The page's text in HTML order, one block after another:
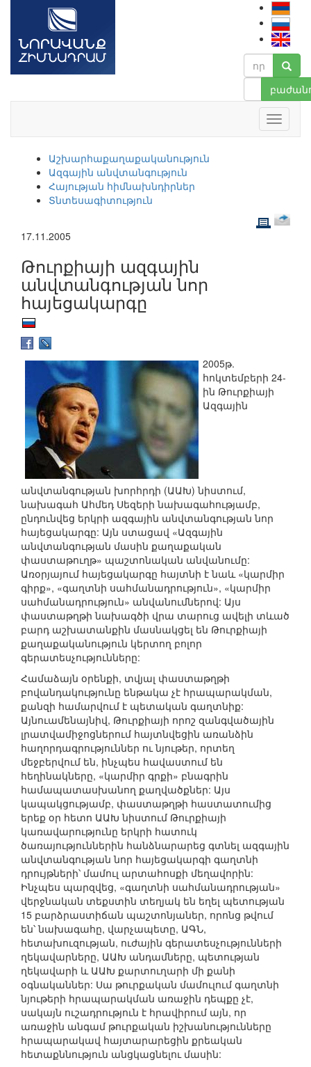
Աշխարհաքաղաքականություն
Ազգային անվտանգություն
Հայության հիմնախնդիրներ
Տնտեսագիտություն
17.11.2005
Թուրքիայի ազգային
անվտանգության նոր
հայեցակարգը
2005թ.
հոկտեմբերի 24-
ին Թուրքիայի
Ազգային
անվտանգության խորհրդի (ԱԱԽ) նիստում,
նախագահ Ահմեդ Սեզերի նախագահությամբ,
ընդունվեց երկրի ազգային անվտանգության նոր
հայեցակարգը: Այն ստացավ «Ազգային
անվտանգության մասին քաղաքական
փաստաթուղթ» պաշտոնական անվանումը:
Առօրյայում հայեցակարգը հայտնի է նաև «կարմիր
գիրք», «գաղտնի սահմանադրություն», «կարմիր
սահմանադրություն» անվանումներով: Այս
փաստաթղթի նախագծի վրա տարուց ավելի տևած
բարդ աշխատանքին մասնակցել են Թուրքիայի
քաղաքականություն կերտող բոլոր
գերատեսչությունները:
Համաձայն օրենքի, տվյալ փաստաթղթի
բովանդակությունը ենթակա չէ հրապարակման,
քանզի համարվում է պետական գաղտնիք:
Այնուամենայնիվ, Թուրքիայի որոշ զանգվածային
լրատվամիջոցներում հայտնվեցին առանձին
հաղորդագրություններ ու նյութեր, որտեղ
մեջբերվում են, ինչպես հավաստում են
հեղինակները, «կարմիր գրքի» բնագրին
համապատասխանող քաղվածքներ: Այս
կապակցությամբ, փաստաթղթի հաստատումից
երեք օր հետո ԱԱԽ նիստում Թուրքիայի
կառավարությունը երկրի հատուկ
ծառայություններին հանձնարարեց գտնել ազգային
անվտանգության նոր հայեցակարգի գաղտնի
դրույթների՝ մամուլ արտահոսքի մեղավորին:
Ինչպես պարզվեց, «գաղտնի սահմանադրության»
վերջնական տեքստին տեղյակ են եղել պետության
15 բարձրաստիճան պաշտոնյաներ, որոնց թվում
են՝ նախագահը, վարչապետը, ԱԳՆ,
հետախուզության, ուժային գերատեսչությունների
ղեկավարները, ԱԱԽ անդամները, պետության
ղեկավարի և ԱԱԽ քարտուղարի մի քանի
օգնականներ: Սա թուրքական մամուլում գաղտնի
նյութերի հրապարակման առաջին դեպքը չէ,
սակայն ուշադրություն է հրավիրում այն, որ
առաջին անգամ թուրքական իշխանությունները
հրապարակավ հայտարարեցին քրեական
հետաքննություն անցկացնելու մասին: